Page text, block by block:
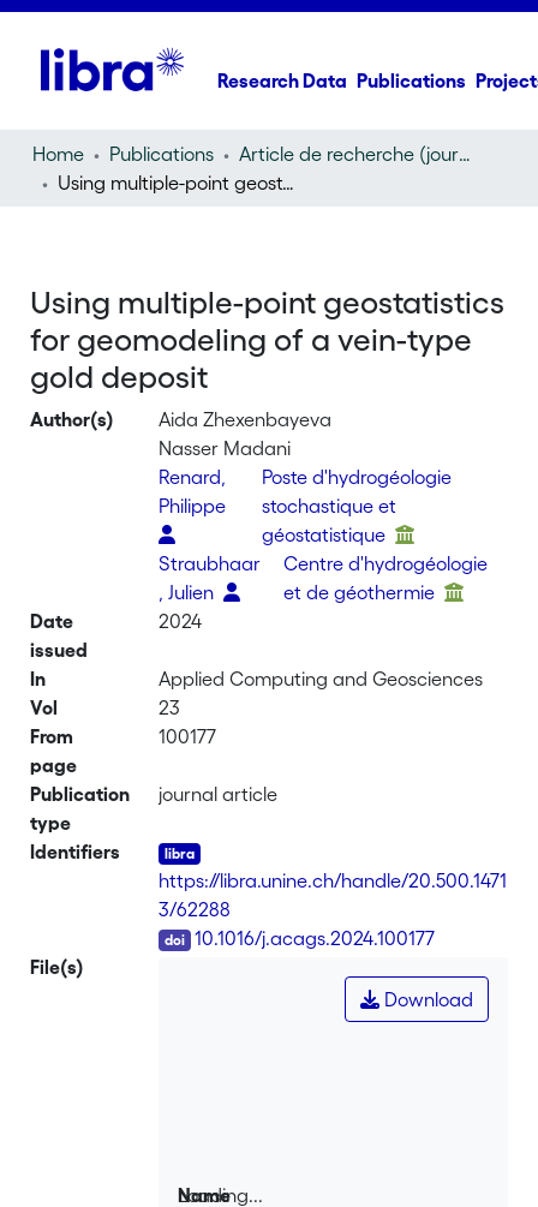
Research Data Publications
Home Publications
Article de recherche (journal article)
Using multiple-point geostatistics for geomodeling of a vein-type gold deposit
Using multiple-point geostatistics
for geomodeling of a vein-type
gold deposit
Author(s)
Aida Zhexenbayeva
Nasser Madani
Renard,
Philippe
Poste d'hydrogéologie
stochastique et
géostatistique
Straubhaar
, Julien
Centre d'hydrogéologie
et de géothermie
Date
issued
2024
In
Applied Computing and Geosciences
Vol
23
From
page
100177
Publication
type
journal article
Identifiers
https://libra.unine.ch/handle/20.500.1471
3/62288
10.1016/j.acags.2024.100177
File(s)
Loading...
Download
Name